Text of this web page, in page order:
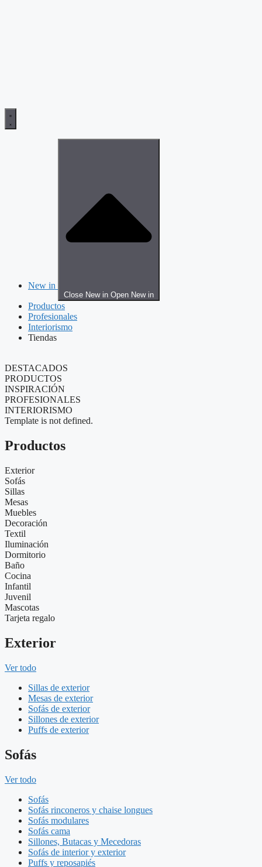
New in
Close New in Open New in
Productos
Profesionales
Interiorismo
Tiendas
DESTACADOS
PRODUCTOS
INSPIRACIÓN
PROFESIONALES
INTERIORISMO
Template is not defined.
Productos
Exterior
Sofás
Sillas
Mesas
Muebles
Decoración
Textil
Iluminación
Dormitorio
Baño
Cocina
Infantil
Juvenil
Mascotas
Tarjeta regalo
Exterior
Ver todo
Sillas de exterior
Mesas de exterior
Sofás de exterior
Sillones de exterior
Puffs de exterior
Sofás
Ver todo
Sofás
Sofás rinconeros y chaise longues
Sofás modulares
Sofás cama
Sillones, Butacas y Mecedoras
Sofás de interior y exterior
Puffs y reposapiés